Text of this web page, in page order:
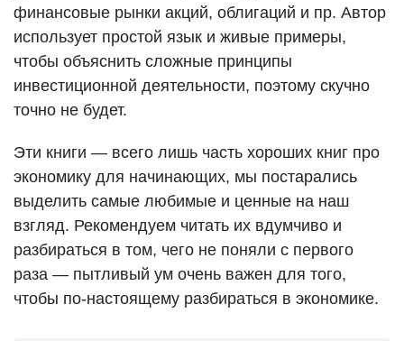
финансовые рынки акций, облигаций и пр. Автор
использует простой язык и живые примеры,
чтобы объяснить сложные принципы
инвестиционной деятельности, поэтому скучно
точно не будет.
Эти книги — всего лишь часть хороших книг про
экономику для начинающих, мы постарались
выделить самые любимые и ценные на наш
взгляд. Рекомендуем читать их вдумчиво и
разбираться в том, чего не поняли с первого
раза — пытливый ум очень важен для того,
чтобы по-настоящему разбираться в экономике.